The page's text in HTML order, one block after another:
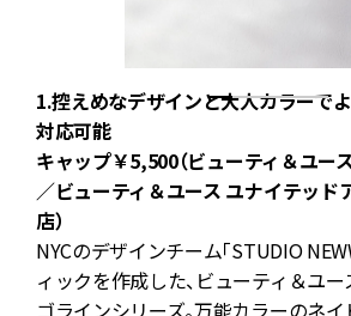
1.控えめなデザインと大人カラーで
対応可能
キャップ￥5,500（ビューティ＆ユー
／ビューティ＆ユース ユナイテッド
店）
NYCのデザインチーム「STUDIO
ィックを作成した、ビューティ＆ユ